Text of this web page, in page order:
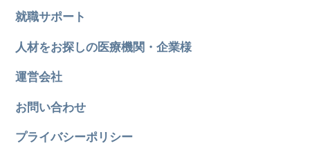
就職サポート
人材をお探しの医療機関・企業様
運営会社
お問い合わせ
プライバシーポリシー